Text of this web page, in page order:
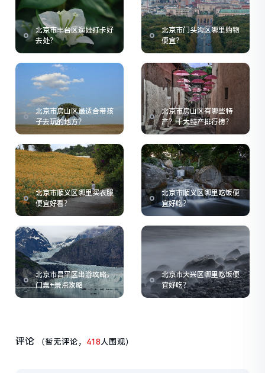
北京市丰台区遛娃打卡好
去处？
北京市门头沟区哪里购物
便宜？
北京市房山区最适合带孩
子去玩的地方？
北京市房山区有哪些特
产？十大特产排行榜？
北京市顺义区哪里买衣服
便宜好看？
北京市顺义区哪里吃饭便
宜好吃？
北京市昌平区出游攻略，
门票+景点攻略
北京市大兴区哪里吃饭便
宜好吃？
评论 （暂无评论， 418人围观）